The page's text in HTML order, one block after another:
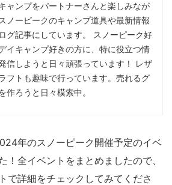
ャンプをパートナーさんと楽しみなが
ノーピークのキャンプ道具や最新情報
グ記事にしています。 スノーピーク好
イキャンプ好きの方に、特に役立つ情
信しようと日々頑張っています！ レザ
フトも趣味で行っています。売れるグ
作ろうと日々模索中。
年のスノーピーク開催予定のイベ
！全イベントをまとめましたので、
で詳細をチェックしてみてくださ